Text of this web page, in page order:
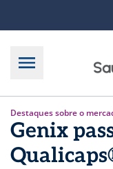
Destaques sobre o
Genix